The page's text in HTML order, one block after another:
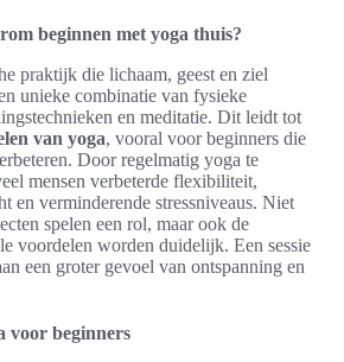
beginnen met yoga thuis?
praktijk die lichaam, geest en ziel
unieke combinatie van fysieke
en meditatie. Dit leidt tot
van yoga, vooral voor beginners die
Door regelmatig yoga te
mensen verbeterde flexibiliteit,
en verminderende stressniveaus. Niet
spelen een rol, maar ook de
voordelen worden duidelijk. Een sessie
een groter gevoel van ontspanning en
voor beginners